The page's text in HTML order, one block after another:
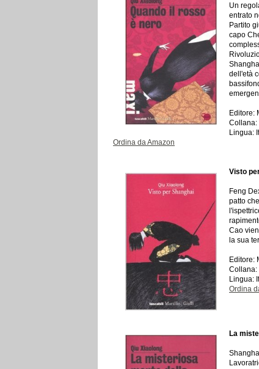
Un
entrato
Partito
capo
dell'età
Editore:
Collana:
Lingua:
Ordina da Amazon
Visto
Feng
patto
Cao
la sua
Editore:
Collana:
Lingua:
Ordina
La